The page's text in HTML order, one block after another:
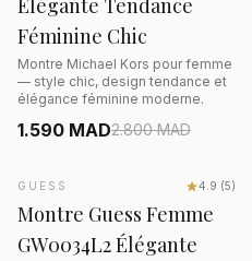
Élégante Tendance
Féminine Chic
Montre Michael Kors pour femme
— style chic, design tendance et
élégance féminine moderne.
1.590 MAD2.800MAD
SALE
AJOUTER AU PANIER
GUESS 4.9 (5)
Montre Guess Femme
GW0034L2 Élégante